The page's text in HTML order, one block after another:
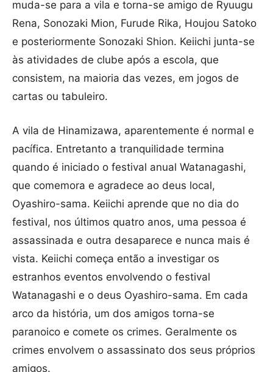
muda-se para a vila e torna-se amigo de Ryuugu
Rena, Sonozaki Mion, Furude Rika, Houjou Satoko
e posteriormente Sonozaki Shion. Keiichi junta-se
às atividades de clube após a escola, que
consistem, na maioria das vezes, em jogos de
cartas ou tabuleiro.
A vila de Hinamizawa, aparentemente é normal e
pacífica. Entretanto a tranquilidade termina
quando é iniciado o festival anual Watanagashi,
que comemora e agradece ao deus local,
Oyashiro-sama. Keiichi aprende que no dia do
festival, nos últimos quatro anos, uma pessoa é
assassinada e outra desaparece e nunca mais é
vista. Keiichi começa então a investigar os
estranhos eventos envolvendo o festival
Watanagashi e o deus Oyashiro-sama. Em cada
arco da história, um dos amigos torna-se
paranoico e comete os crimes. Geralmente os
crimes envolvem o assassinato dos seus próprios
amigos.